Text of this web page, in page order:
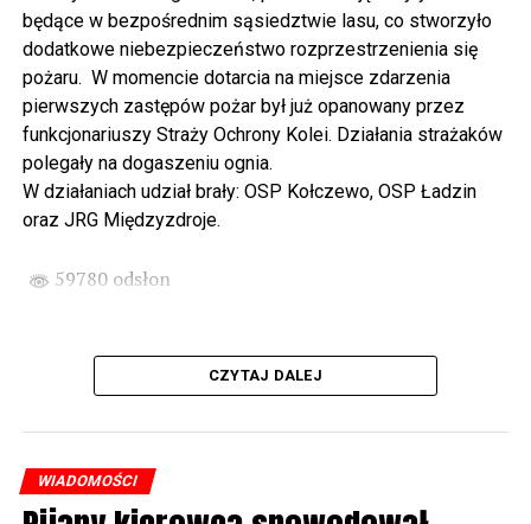
spod biblioteki). O godzinie 19.00 w kolegiacie
wysłuchamy organowego koncertu w wykonaniu
państwa Witkowskich.
Wyjątkowym wydarzeniem będzie koncert w wykonaniu
Kawuś Music Project, podczas którego wysłuchamy
polskich przebojów w jazzowej aranżacji (godz. 20.00
przed biblioteką). Podczas koncertu zaplanowaliśmy dla
Projektów Interreg VI A – Kultura i zrównoważona
turystyka.
(Niemcy), Biblioteka Publiczna Gminy Wolin, Parafia
Rzymskokatolicka w Wolinie
będące w bezpośrednim sąsiedztwie lasu, co stworzyło
dodatkowe niebezpieczeństwo rozprzestrzenienia się
pożaru. W momencie dotarcia na miejsce zdarzenia
pierwszych zastępów pożar był już opanowany przez
funkcjonariuszy Straży Ochrony Kolei. Działania strażaków
polegały na dogaszeniu ognia.
W działaniach udział brały: OSP Kołczewo, OSP Ładzin
oraz JRG Międzyzdroje.
59780 odsłon
CZYTAJ DALEJ
WIADOMOŚCI